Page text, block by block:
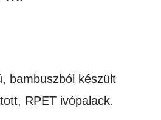
bambuszból készült
RPET ivópalack.